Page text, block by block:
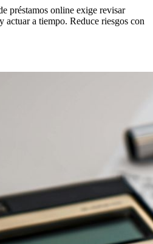
préstamos online exige revisar
actuar a tiempo. Reduce riesgos con